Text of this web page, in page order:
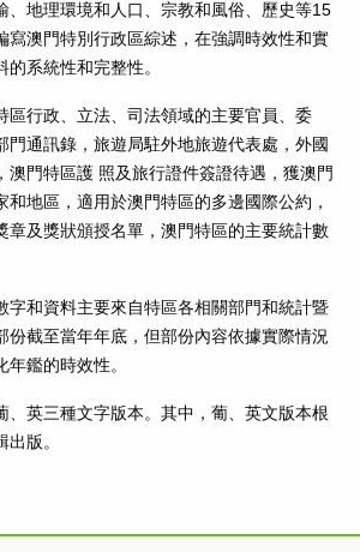
、地理環境和人口、宗教和風俗、歷史等15
寫澳門特別行政區綜述，在強調時效性和實
系統性和完整性。
區行政、立法、司法領域的主要官員、委
門通訊錄，旅遊局駐外地旅遊代表處，外國
澳門特區護 照及旅行證件簽證待遇，獲澳門
和地區，適用於澳門特區的多邊國際公約，
章及獎狀頒授名單，澳門特區的主要統計數
字和資料主要來自特區各相關部門和統計暨
份截至當年年底，但部份內容依據實際情況
鑑的時效性。
、英三種文字版本。其中，葡、英文版本根
版。